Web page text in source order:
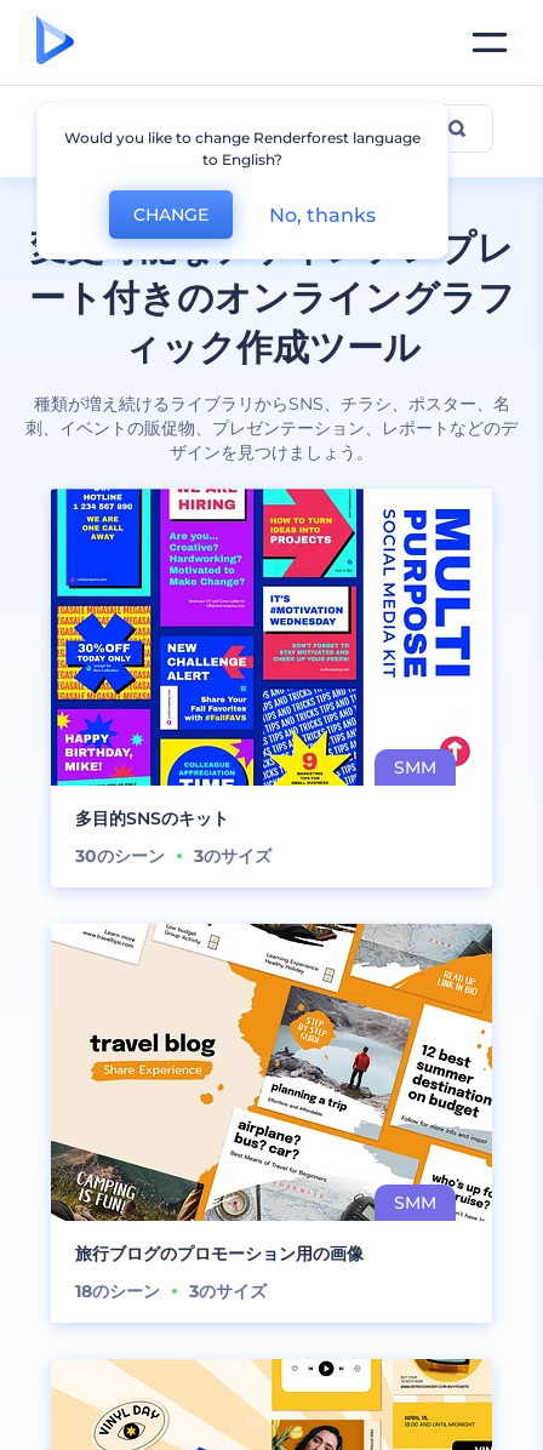
変更可能なデザインテンプレ
ート付きのオンライングラフ
ィック作成ツール
種類が増え続けるライブラリからSNS、チラシ、ポスター、名
刺、イベントの販促物、プレゼンテーション、レポートなどのデ
ザインを見つけましょう。
全てのデザイン
多目的SNSのキット
30のシーン 3のサイズ
旅行ブログのプロモーション用の画像
18のシーン 3のサイズ
Would you like to change Renderforest language
to English?
CHANGE No, thanks